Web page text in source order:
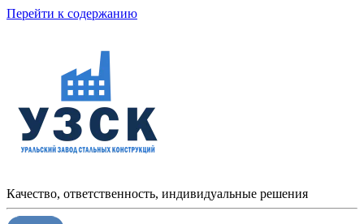
Перейти к содержанию
Качество, ответственность, индивидуальные решения